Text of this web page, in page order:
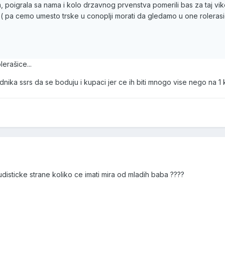
poigrala sa nama i kolo drzavnog prvenstva pomerili bas za taj
pa cemo umesto trske u conoplji morati da gledamo u one
ssrs da se boduju i kupaci jer ce ih biti mnogo vise nego na 1
strane koliko ce imati mira od mladih baba ????